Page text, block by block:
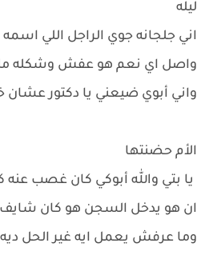
ليله
اني جلجانه جوي الراجل اللي
واصل اي نعم هو عفش وشكله
واني أبوي ضيعني يا دكتور
الأم حضنتها
يا بتي والله أبوكي كان غصب عنه
ان هو يدخل السجن هو كان شايف
وما عرفش يعمل ايه غير الحل ديه